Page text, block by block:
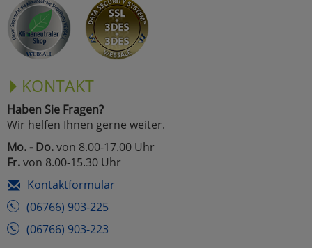
KONTAKT
Haben Sie Fragen?
Wir helfen Ihnen gerne weiter.
Mo. - Do.von 8.00-17.00 Uhr
Fr.von 8.00-15.30 Uhr
Kontaktformular
(06766) 903-225
(06766) 903-223
Marketing
Alle Akzeptieren
Cookies
Einstellungen speichern